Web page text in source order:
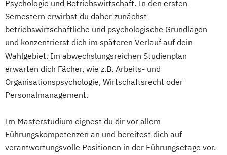
Psychologie und Betriebswirtschaft. In den ersten
Semestern erwirbst du daher zunächst
betriebswirtschaftliche und psychologische Grundlagen
und konzentrierst dich im späteren Verlauf auf dein
Wahlgebiet. Im abwechslungsreichen Studienplan
erwarten dich Fächer, wie z.B. Arbeits- und
Organisationspsychologie, Wirtschaftsrecht oder
Personalmanagement.
Im Masterstudium eignest du dir vor allem
Führungskompetenzen an und bereitest dich auf
verantwortungsvolle Positionen in der Führungsetage vor.